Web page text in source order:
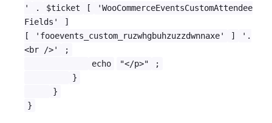
'
. $ticket [
'WooCommerceEventsCustomAttendee
Fields'
]
[
'fooevents_custom_ruzwhgbuhzuzzdwnnaxe' ]
'.
<br />'
;
echo
"</p>"
;
}
}
}